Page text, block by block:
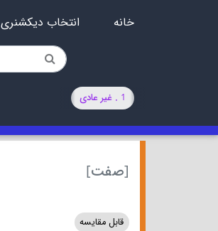
خانه انتخاب دیکشنری
1 . غیر عادی
[صفت]
قابل مقایسه